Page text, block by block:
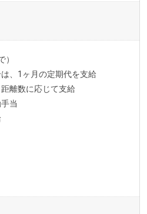
、1ヶ月の定期代を支給
離数に応じて支給
当